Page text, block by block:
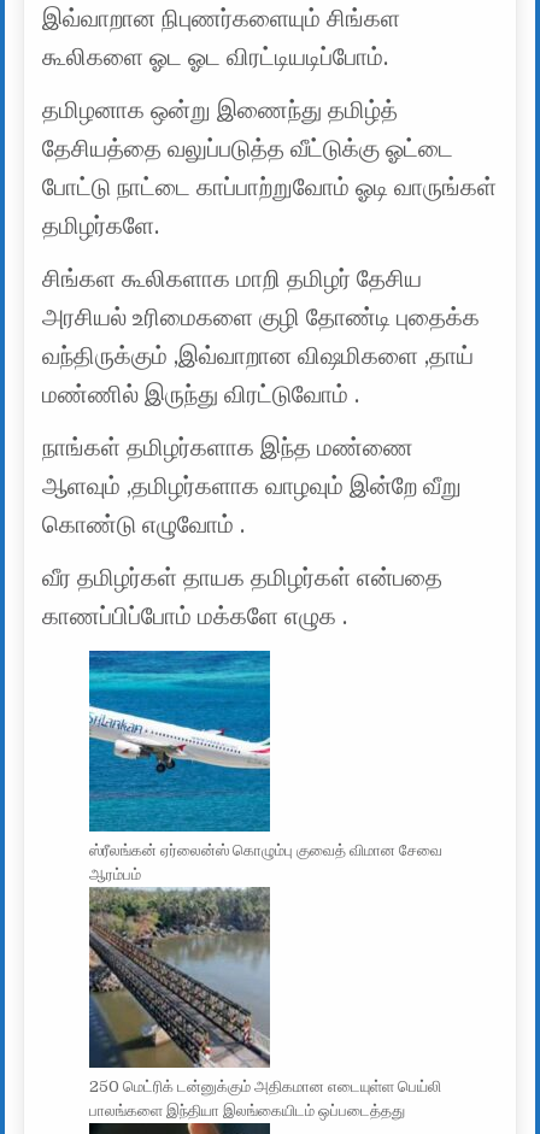
இவ்வாறான நிபுணர்களையும் சிங்கள
கூலிகளை ஓட ஓட விரட்டியடிப்போம்.
தமிழனாக ஒன்று இணைந்து தமிழ்த்
தேசியத்தை வலுப்படுத்த வீட்டுக்கு ஓட்டை
போட்டு நாட்டை காப்பாற்றுவோம் ஓடி வாருங்கள்
தமிழர்களே.
சிங்கள கூலிகளாக மாறி தமிழர் தேசிய
அரசியல் உரிமைகளை குழி தோண்டி புதைக்க
வந்திருக்கும் ,இவ்வாறான விஷமிகளை ,தாய்
மண்ணில் இருந்து விரட்டுவோம் .
நாங்கள் தமிழர்களாக இந்த மண்ணை
ஆளவும் ,தமிழர்களாக வாழவும் இன்றே வீறு
கொண்டு எழுவோம் .
வீர தமிழர்கள் தாயக தமிழர்கள் என்பதை
காணப்பிப்போம் மக்களே எழுக .
ஸ்ரீலங்கன் ஏர்லைன்ஸ் கொழும்பு குவைத் விமான சேவை
ஆரம்பம்
250 மெட்ரிக் டன்னுக்கும் அதிகமான எடையுள்ள பெய்லி
பாலங்களை இந்தியா இலங்கையிடம் ஒப்படைத்தது